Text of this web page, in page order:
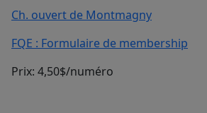
Ch. ouvert de Montmagny
FQE : Formulaire de membership
Prix: 4,50$/numéro